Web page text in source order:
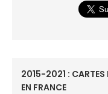
2015-2021 : CARTES
EN FRANCE